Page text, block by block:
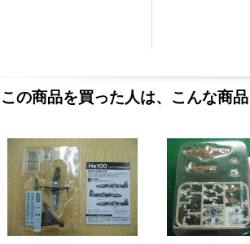
この商品を買った人は、こんな商